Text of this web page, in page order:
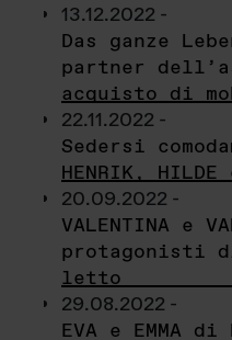
13.12.2022 -
Das ganze
partner
acquisto di
22.11.2022 -
Sedersi
HENRIK, HILDE
20.09.2022 -
VALENTINA e
protagonisti
letto
29.08.2022 -
EVA e EMMA